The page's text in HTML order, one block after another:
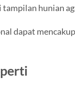
hunian
dapat